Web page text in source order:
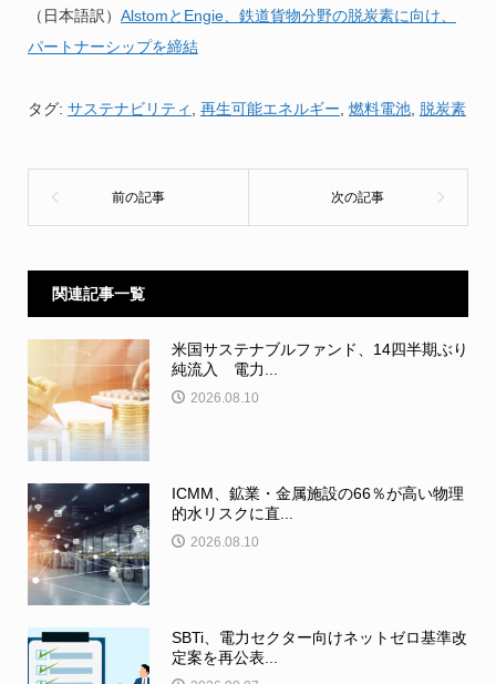
（日本語訳） AlstomとEngie、鉄道貨物分野の脱炭素に向け、
パートナーシップを締結
タグ: サステナビリティ 再生可能エネルギー 燃料電池, 脱炭素
関連記事一覧
米国サステナブルファンド、14四半期ぶり
純流入 電力...
2026.08.10
ICMM、鉱業・金属施設の66％が高い物理
的水リスクに直...
2026.08.10
SBTi、電力セクター向けネットゼロ基準改
定案を再公表...